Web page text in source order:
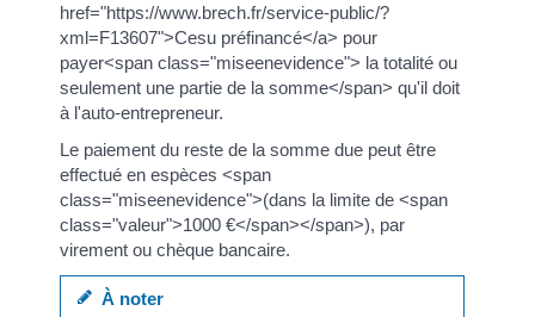
href="https://www.brech.fr/service-public/?
xml=F13607">Cesu préfinancé</a> pour
payer<span class="miseenevidence"> la totalité ou
seulement une partie de la somme</span> qu'il doit
à l'auto-entrepreneur.
Le paiement du reste de la somme due peut être
effectué en espèces <span
class="miseenevidence">(dans la limite de <span
class="valeur">1000 €</span></span>), par
virement ou chèque bancaire.
À noter